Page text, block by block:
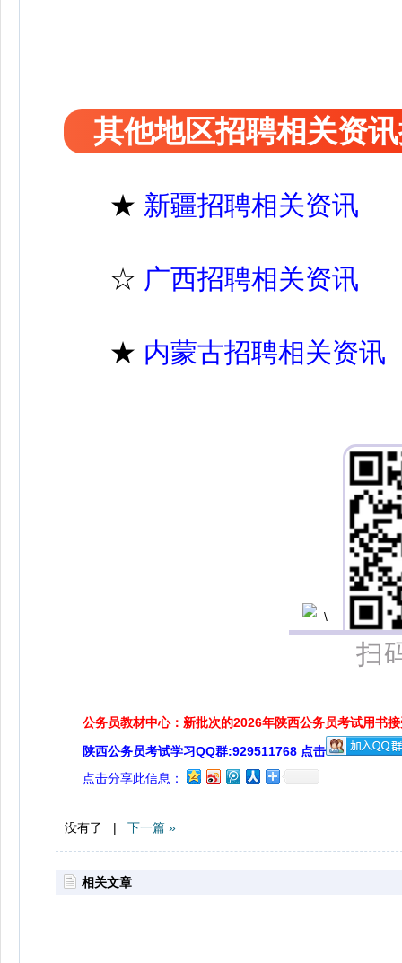
其他地区招聘相关资
★ 新疆招聘相关资讯
☆ 广西招聘相关资讯
★ 内蒙古招聘相关资讯
扫
公务员教材中心：新批次的2026年陕西公务员考试用书
陕西公务员考试学习QQ群:929511768 点击
点击分享此信息：
没有了 | 下一篇 »
相关文章